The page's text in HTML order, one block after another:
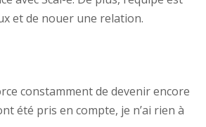
et de nouer une relation.
constamment de devenir encore
été pris en compte, je n’ai rien à